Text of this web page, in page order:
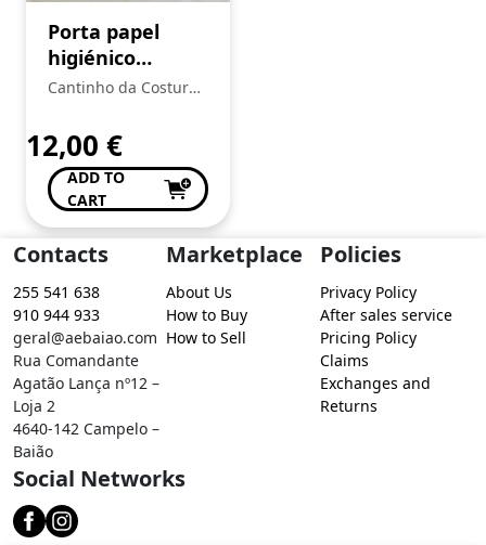
Porta papel
higiénico
Tartaruga
Cantinho da Costura
12,00 €
ADD TO
CART
Contacts
255 541 638
910 944 933
geral@aebaiao.com
Rua Comandante
Agatão Lança nº12 –
Loja 2
4640-142 Campelo –
Baião
Marketplace
About Us
How to Buy
How to Sell
Policies
Privacy Policy
After sales service
Pricing Policy
Claims
Exchanges and
Returns
Social Networks